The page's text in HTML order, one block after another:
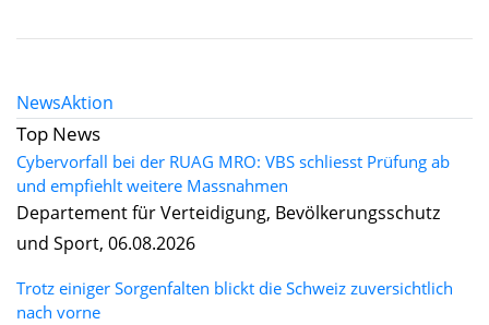
NewsAktion
Top News
Cybervorfall bei der RUAG MRO: VBS schliesst Prüfung ab
und empfiehlt weitere Massnahmen
Departement für Verteidigung, Bevölkerungsschutz
und Sport, 06.08.2026
Trotz einiger Sorgenfalten blickt die Schweiz zuversichtlich
nach vorne